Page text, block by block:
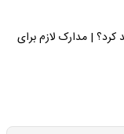
کرد؟ | مدارک لازم برای